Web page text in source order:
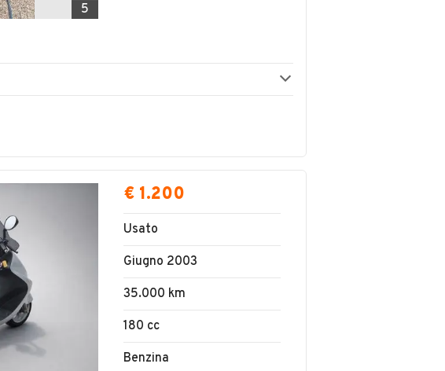
5
€ 1.200
Usato
Giugno 2003
35.000 km
180 cc
Benzina